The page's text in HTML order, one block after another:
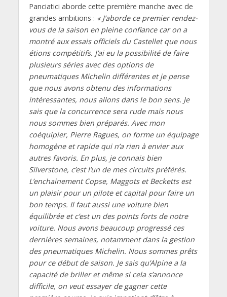
Panciatici aborde cette première manche avec de
grandes ambitions : « J’aborde ce premier rendez-
vous de la saison en pleine confiance car on a
montré aux essais officiels du Castellet que nous
étions compétitifs. J’ai eu la possibilité de faire
plusieurs séries avec des options de
pneumatiques Michelin différentes et je pense
que nous avons obtenu des informations
intéressantes, nous allons dans le bon sens. Je
sais que la concurrence sera rude mais nous
nous sommes bien préparés. Avec mon
coéquipier, Pierre Ragues, on forme un équipage
homogène et rapide qui n’a rien à envier aux
autres favoris. En plus, je connais bien
Silverstone, c’est l’un de mes circuits préférés.
L’enchainement Copse, Maggots et Becketts est
un plaisir pour un pilote et capital pour faire un
bon temps. Il faut aussi une voiture bien
équilibrée et c’est un des points forts de notre
voiture. Nous avons beaucoup progressé ces
dernières semaines, notamment dans la gestion
des pneumatiques Michelin. Nous sommes prêts
pour ce début de saison. Je sais qu’Alpine a la
capacité de briller et même si cela s’annonce
difficile, on veut essayer de gagner cette